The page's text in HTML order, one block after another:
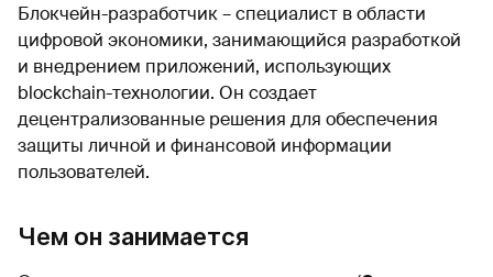
Блокчейн-разработчик – специалист в области
цифровой экономики, занимающийся разработкой
и внедрением приложений, использующих
blockchain-технологии. Он создает
децентрализованные решения для обеспечения
защиты личной и финансовой информации
пользователей.
Чем он занимается